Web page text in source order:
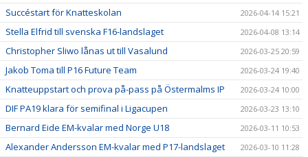
Succéstart för Knatteskolan 2026-04-14 15:21
Stella Elfrid till svenska F16-landslaget 2026-04-08 13:14
Christopher Sliwo lånas ut till Vasalund 2026-03-25 20:59
Jakob Toma till P16 Future Team 2026-03-24 19:40
Knatteuppstart och prova på-pass på Östermalms IP 2026-03-24 10:00
DIF PA19 klara för semifinal i Ligacupen 2026-03-23 13:10
Bernard Eide EM-kvalar med Norge U18 2026-03-11 10:53
Alexander Andersson EM-kvalar med P17-landslaget 2026-03-10 11:28